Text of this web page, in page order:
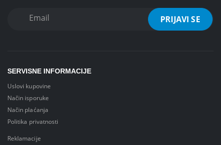
SERVISNE INFORMACIJE
Uslovi kupovine
Način isporuke
Način plaćanja
Politika privatnosti
Reklamacije